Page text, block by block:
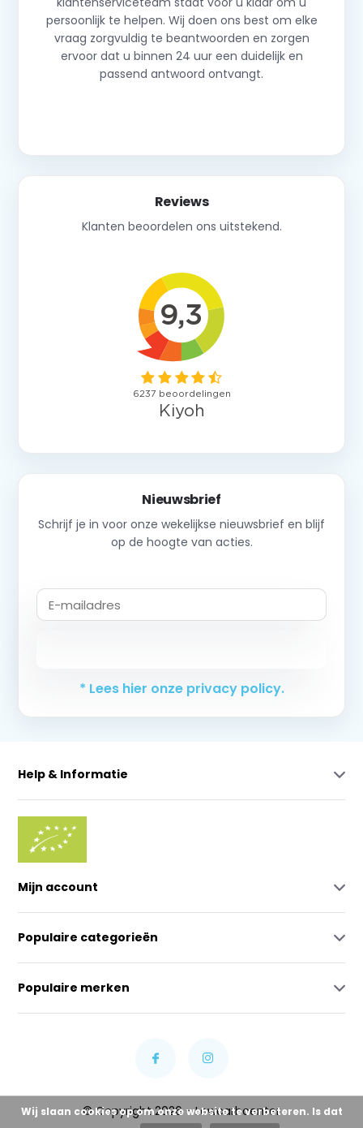
persoonlijk te helpen. Wij doen ons best om elke
vraag zorgvuldig te beantwoorden en zorgen
ervoor dat u binnen 24 uur een duidelijk en
passend antwoord ontvangt.
Reviews
Klanten beoordelen ons uitstekend.
Nieuwsbrief
Schrijf je in voor onze wekelijkse nieuwsbrief en blijf
op de hoogte van acties.
* Lees hier onze privacy policy.
Help & Informatie
Mijn account
Populaire categorieën
Populaire merken
© Copyright 2026 - Lowcarbcenter
Wij slaan cookies op om onze website te verbeteren. Is dat